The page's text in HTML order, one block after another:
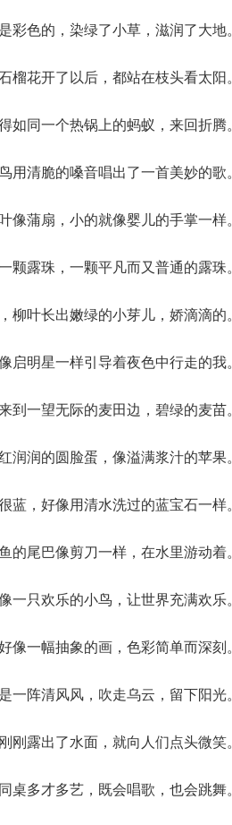
彩色的，染绿了小草，滋润了大地。
榴花开了以后，都站在枝头看太阳。
如同一个热锅上的蚂蚁，来回折腾。
用清脆的嗓音唱出了一首美妙的歌。
像蒲扇，小的就像婴儿的手掌一样。
颗露珠，一颗平凡而又普通的露珠。
柳叶长出嫩绿的小芽儿，娇滴滴的。
启明星一样引导着夜色中行走的我。
到一望无际的麦田边，碧绿的麦苗。
润润的圆脸蛋，像溢满浆汁的苹果。
蓝，好像用清水洗过的蓝宝石一样。
的尾巴像剪刀一样，在水里游动着。
一只欢乐的小鸟，让世界充满欢乐。
像一幅抽象的画，色彩简单而深刻。
一阵清风风，吹走乌云，留下阳光。
刚露出了水面，就向人们点头微笑。
桌多才多艺，既会唱歌，也会跳舞。